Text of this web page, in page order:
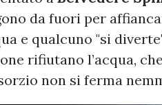
da fuori per
e qualcuno "si
rifiutano l’acqua,
non si ferma